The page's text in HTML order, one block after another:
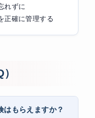
れずに
正確に管理する
はもらえますか？